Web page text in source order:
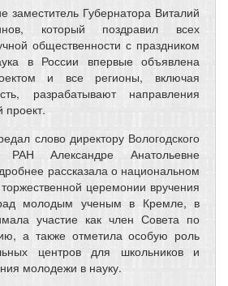
заместитель Губернатора Виталий
который поздравил всех
общественности с праздником
в России впервые объявлена
и все регионы, включая
разрабатывают направления
проект.
слово директору Вологодского
РАН Александре Анатольевне
рассказала о национальном
церемонии вручения
молодым ученым в Кремле, в
участие как член Совета по
а также отметила особую роль
центров для школьников и
молодежи в науку.